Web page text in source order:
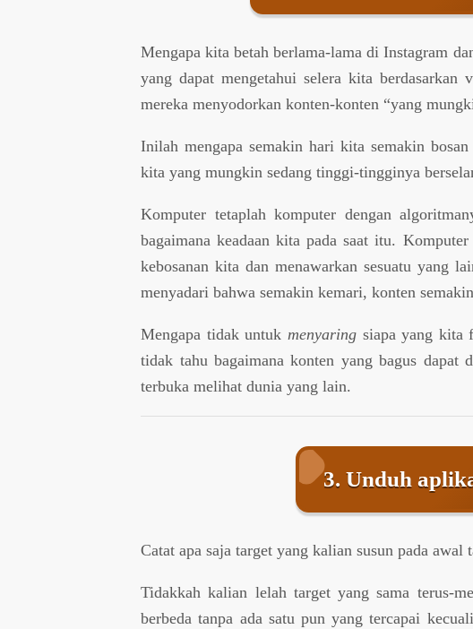
Mengapa kita betah berlama-lama di Instagram
yang dapat mengetahui selera kita
mereka menyodorkan konten-konten “yang
Inilah mengapa semakin hari kita semakin
kita yang mungkin sedang tinggi-tingginya
Komputer tetaplah komputer dengan
bagaimana keadaan kita pada saat itu.
kebosanan kita dan menawarkan sesuatu yang
menyadari bahwa semakin kemari, konten
Mengapa tidak untuk menyaring siapa yang kita
tidak tahu bagaimana konten yang bagus dapat
terbuka melihat dunia yang lain.
3. Unduh
Catat apa saja target yang kalian susun pada awal
Tidakkah kalian lelah target yang sama terus-
berbeda tanpa ada satu pun yang tercapai